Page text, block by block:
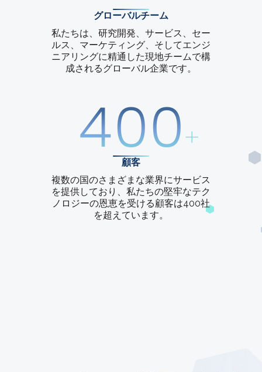
グローバルチーム
私たちは、研究開発、サービス、セー
ルス、マーケティング、そしてエンジ
ニアリングに精通した現地チームで構
成されるグローバル企業です。
400+
顧客
複数の国のさまざまな業界にサービス
を提供しており、私たちの堅牢なテク
ノロジーの恩恵を受ける顧客は400社
を超えています。